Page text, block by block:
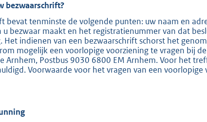
bezwaarschrift?
bevat tenminste de volgende punten: uw naam en
u bezwaar maakt en het registratienummer van dat
Het indienen van een bezwaarschrift schorst het
mogelijk een voorlopige voorziening te vragen bij
Arnhem, Postbus 9030 6800 EM Arnhem. Voor het
Voorwaarde voor het vragen van een